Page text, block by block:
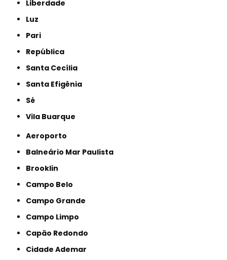
Liberdade
Luz
Pari
República
Santa Cecília
Santa Efigênia
Sé
Vila Buarque
Aeroporto
Balneário Mar Paulista
Brooklin
Campo Belo
Campo Grande
Campo Limpo
Capão Redondo
Cidade Ademar